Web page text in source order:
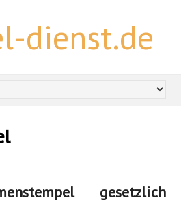
dienst.de
gesetzlich